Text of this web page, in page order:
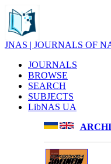
JNAS | JOURNALS OF
JOURNALS
BROWSE
SEARCH
SUBJECTS
LibNAS UA